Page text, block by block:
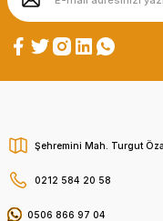
Şehremini Mah. Turgut
0212 584 20 58
0506 866 97 04